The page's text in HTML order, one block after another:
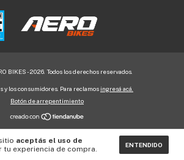
aceptás el uso de
tu experiencia de compra. ENTENDIDO
BIKES - 2026. Todos los derechos reservados.
y los consumidores. Para reclamos ingresá acá.
Botón de arrepentimiento